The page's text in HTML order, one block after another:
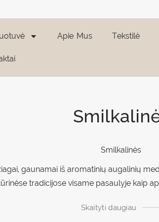
Apie Mus Tekstilė
Smilkalinės
gaunamai iš aromatinių augalinių
tradicijose visame pasaulyje kaip
Skaityti daugiau